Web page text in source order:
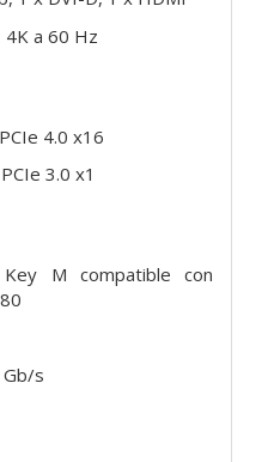
4K a 60 Hz
4.0 x16
3.0 x1
M compatible con
Gb/s